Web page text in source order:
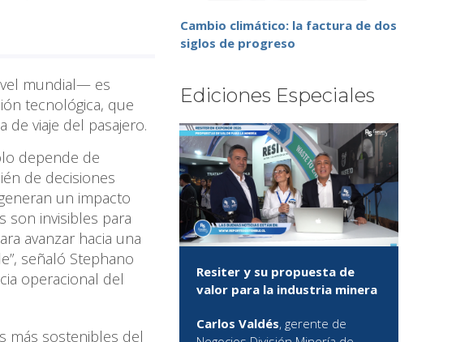
mundial— es
tecnológica, que
viaje del pasajero.
depende de
de decisiones
un impacto
son invisibles para
avanzar hacia una
señaló Stephano
operacional del
más sostenibles del
Cambio climático: la factura de dos
siglos de progreso
Ediciones Especiales
Resiter y su propuesta de
valor para la industria minera
Carlos Valdés, gerente de